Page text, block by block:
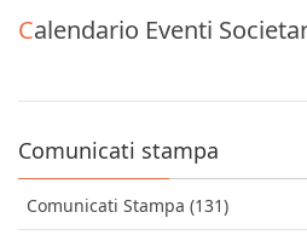
Calendario Eventi
Comunicati stampa
Comunicati Stampa (131)